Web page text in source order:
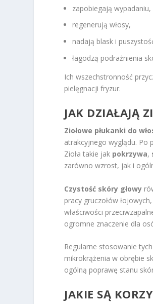
zapobiegają wypadaniu,
regenerują włosy,
nadają blask i
łagodzą podrażnienia
Ich wszechstronność
pielęgnacji fryzur.
JAK DZIAŁAJĄ
Ziołowe płukanki do
atrakcyjnego wyglądu. Po
Zioła takie jak pokrzywa,
zarówno wzrost, jak i
Czystość skóry głowy
pracy gruczołów
właściwości
ogromne znaczenie dla
Regularne stosowanie
mikrokrążenia w obrębie
ogólną poprawę stanu
JAKIE SĄ